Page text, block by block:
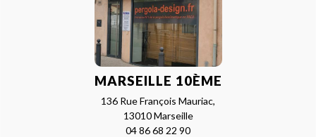
MARSEILLE 10ÈME
136 Rue François Mauriac,
13010 Marseille
04 86 68 22 90